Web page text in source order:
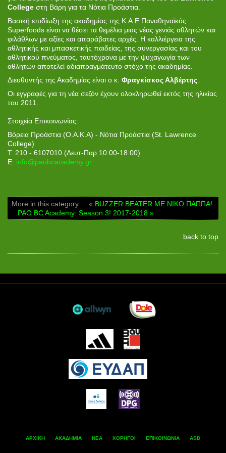
College στη Βάρη για τα Νότια Προάστια.
Βασική επιδίωξη της ακαδημίας της Κ.Α.Ε Παναθηναϊκός
Superfoods είναι να θέσει τα θεμέλια μιας νέας γενιάς αθλητών και
φιλάθλων με αξίες και απαράβατες αρχές. Η καλλιέργεια της
αθλητικής και μπασκετικής παιδείας, της συνεργασίας και του
αθλητικού πνεύματος, ταυτόχρονα με την ψυχαγωγία των
αθλητών αποτελεί αδιαπραγμάτευτο στόχο της ακαδημίας.
Διευθυντής της Ακαδημίας είναι ο κ. Φραγκίσκος Αλβέρτης.
Οι εγγραφές για τη νέα σεζόν έχουν ολοκληρωθεί εκτός της ηλικίας
του 2011.
Στοιχεία Επικοινωνίας:
Βόρεια Προάστια (Ο.Α.Κ.Α) - Νότια Προάστια (St. Lawrence
College)
Τ: 210 - 6107010 (Δευτ-Παρ 10:00-18:00)
E: info@paobcacademy.gr
More in this category:
« BUZZER BEATER ΜΕ ΝΙΚΟ ΠΑΠΠΑ!
PAO BC Academy: Season 3! 2017-2018 »
back to top
ΑΡΧΙΚΗ ΑΚΑΔΗΜΙΑ ΝΕΑ ΧΟΡΗΓΟΙ ΕΠΙΚΟΙΝΩΝΙΑ ASD